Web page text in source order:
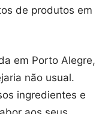
de produtos em
em Porto Alegre,
não usual.
ingredientes e